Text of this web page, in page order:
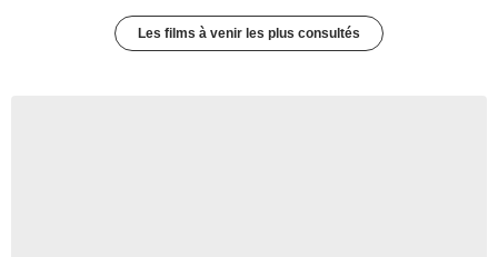
Les films à venir les plus consultés